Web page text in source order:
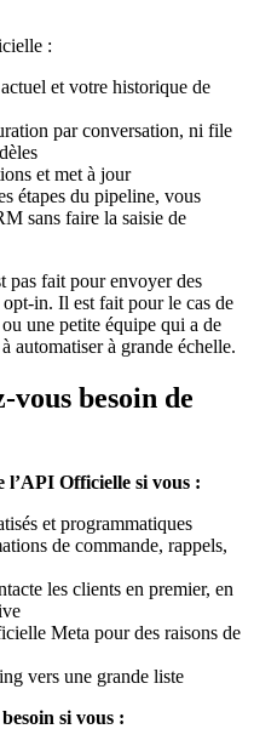
:
et votre historique de
par conversation, ni file
et met à jour
étapes du pipeline, vous
sans faire la saisie de
pas fait pour envoyer des
opt-in. Il est fait pour le cas de
une petite équipe qui a de
automatiser à grande échelle.
besoin de
l’API Officielle si vous :
et programmatiques
de commande, rappels,
les clients en premier, en
Meta pour des raisons de
vers une grande liste
si vous :